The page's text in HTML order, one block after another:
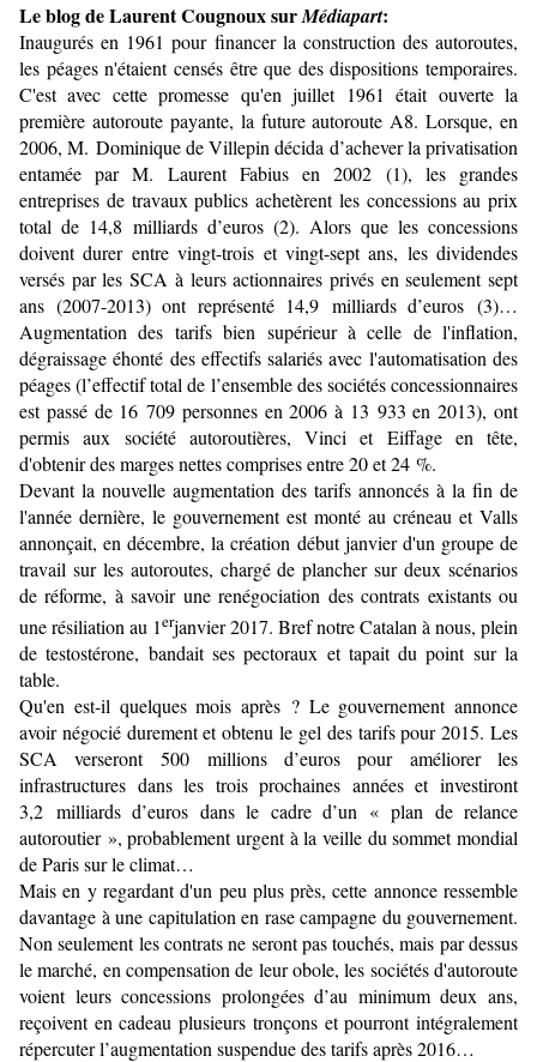
Le blog de Laurent Cougnoux surMédiapart:
Inaugurés en 1961 pour financer la construction des autoroutes,
les péages n'étaient censés être que des dispositions temporaires.
C'est avec cette promesse qu'en juillet 1961 était ouverte la
première autoroute payante, la future autoroute A8. Lorsque, en
2006, M. Dominique de Villepin décida d’achever la privatisation
entamée par M. Laurent Fabius en 2002 (1), les grandes
entreprises de travaux publics achetèrent les concessions au prix
total de 14,8 milliards d’euros (2). Alors que les concessions
doivent durer entre vingt-trois et vingt-sept ans, les dividendes
versés par les SCA à leurs actionnaires privés en seulement sept
ans (2007-2013) ont représenté 14,9 milliards d’euros (3)…
Augmentation des tarifs bien supérieur à celle de l'inflation,
dégraissage éhonté des effectifs salariés avec l'automatisation des
péages (l’effectif total de l’ensemble des sociétés concessionnaires
est passé de 16 709 personnes en 2006 à 13 933 en 2013), ont
permis aux société autoroutières, Vinci et Eiffage en tête,
d'obtenir des marges nettes comprises entre 20 et 24 %.
Devant la nouvelle augmentation des tarifs annoncés à la fin de
l'année dernière, le gouvernement est monté au créneau et Valls
annonçait, en décembre, la création début janvier d'un groupe de
travail sur les autoroutes, chargé de plancher sur deux scénarios
de réforme, à savoir une renégociation des contrats existants ou
une résiliation au 1erjanvier 2017. Bref notre Catalan à nous, plein
de testostérone, bandait ses pectoraux et tapait du point sur la
table.
Qu'en est-il quelques mois après ? Le gouvernement annonce
avoir négocié durement et obtenu le gel des tarifs pour 2015. Les
SCA verseront 500 millions d’euros pour améliorer les
infrastructures dans les trois prochaines années et investiront
3,2 milliards d’euros dans le cadre d’un « plan de relance
autoroutier », probablement urgent à la veille du sommet mondial
de Paris sur le climat…
Mais en y regardant d'un peu plus près, cette annonce ressemble
davantage à une capitulation en rase campagne du gouvernement.
Non seulement les contrats ne seront pas touchés, mais par dessus
le marché, en compensation de leur obole, les sociétés d'autoroute
voient leurs concessions prolongées d’au minimum deux ans,
reçoivent en cadeau plusieurs tronçons et pourront intégralement
répercuter l’augmentation suspendue des tarifs après 2016…